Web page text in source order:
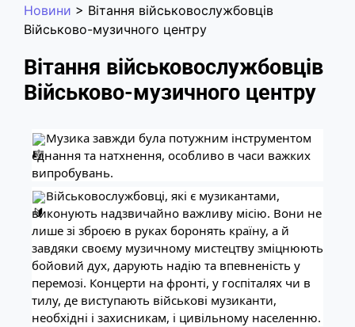
Новини > Вітання військовослужбовців
Військово-музичного центру
Вітання військовослужбовців
Військово-музичного центру
Музика завжди була потужним інструментом
єднання та натхнення, особливо в часи важких
випробувань.
Військовослужбовці, які є музикантами,
виконують надзвичайно важливу місію. Вони не
лише зі зброєю в руках боронять країну, а й
завдяки своєму музичному мистецтву зміцнюють
бойовий дух, дарують надію та впевненість у
перемозі. Концерти на фронті, у госпіталях чи в
тилу, де виступають військові музиканти,
необхідні і захисникам, і цивільному населенню.